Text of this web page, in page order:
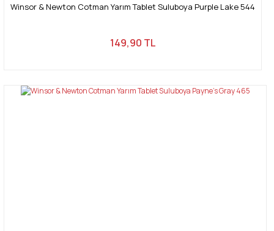
Winsor & Newton Cotman Yarım Tablet Suluboya Purple Lake 544
149,90 TL